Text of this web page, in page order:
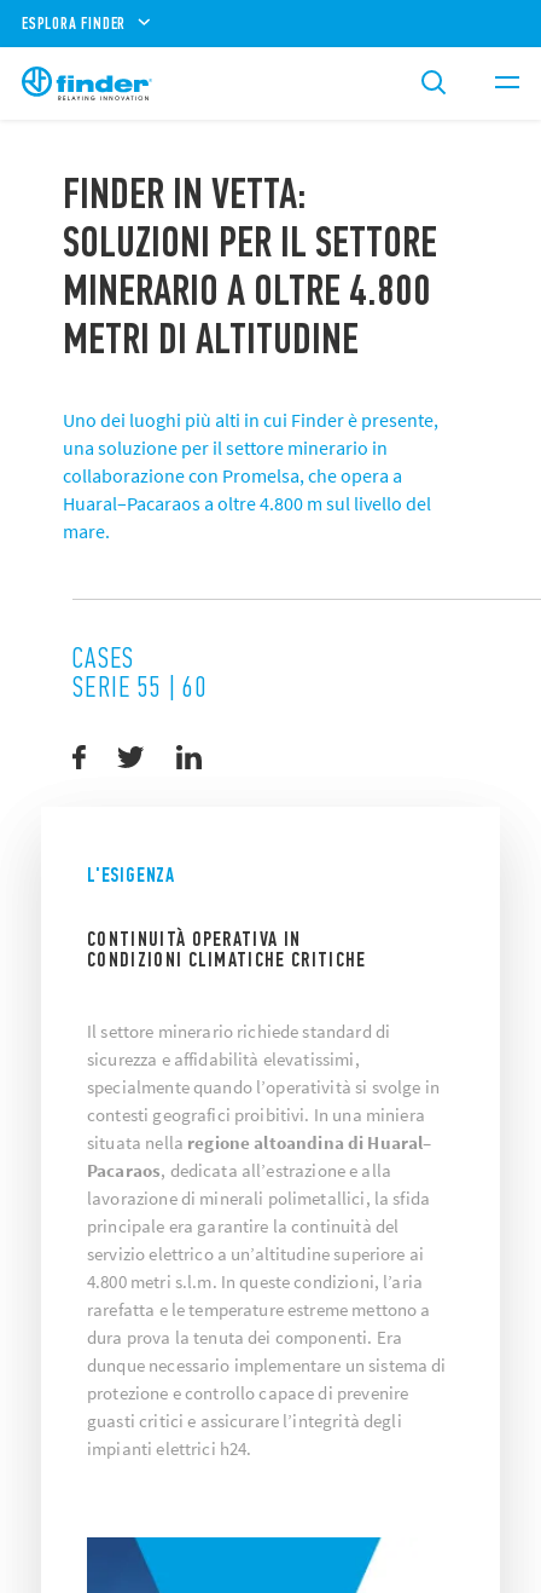
ESPLORA FINDER
FINDER IN VETTA:
SOLUZIONI PER IL SETTORE
MINERARIO A OLTRE 4.800
METRI DI ALTITUDINE
Uno dei luoghi più alti in cui Finder è presente,
una soluzione per il settore minerario in
collaborazione con Promelsa, che opera a
Huaral–Pacaraos a oltre 4.800 m sul livello del
mare.
CASES
SERIE 55 | 60
L'ESIGENZA
CONTINUITÀ OPERATIVA IN
CONDIZIONI CLIMATICHE CRITICHE
Il settore minerario richiede standard di
sicurezza e affidabilità elevatissimi,
specialmente quando l’operatività si svolge in
contesti geografici proibitivi. In una miniera
situata nella regione altoandina di Huaral–
Pacaraos, dedicata all’estrazione e alla
lavorazione di minerali polimetallici, la sfida
principale era garantire la continuità del
servizio elettrico a un’altitudine superiore ai
4.800 metri s.l.m. In queste condizioni, l’aria
rarefatta e le temperature estreme mettono a
dura prova la tenuta dei componenti. Era
dunque necessario implementare un sistema di
protezione e controllo capace di prevenire
guasti critici e assicurare l’integrità degli
impianti elettrici h24.